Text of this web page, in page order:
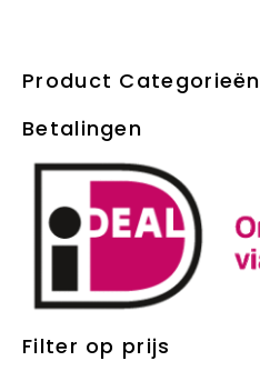
Product Categorieën
Betalingen
Filter op prijs